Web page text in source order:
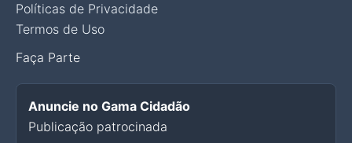
Políticas de Privacidade
Termos de Uso
Faça Parte
Anuncie no Gama Cidadão
Publicação patrocinada